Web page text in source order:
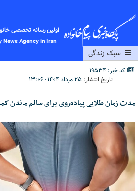
اولین رسانه تخصصی
News Agency in Iran
سبک زندگی
کد خبر: 19534
تاریخ انتشار: ۲۵ مرداد ۱۴۰۴ - ۱۳:۰۶
مدت زمان طلایی پیاده‌روی برای سالم ماندن